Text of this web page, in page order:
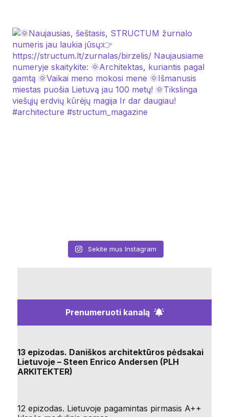
Sekite mus Instagram
Prenumeruoti kanalą
13 epizodas. Daniškos architektūros pėdsakai
Lietuvoje – Steen Enrico Andersen (PLH
ARKITEKTER)
12 epizodas. Lietuvoje pagamintas pirmasis A++